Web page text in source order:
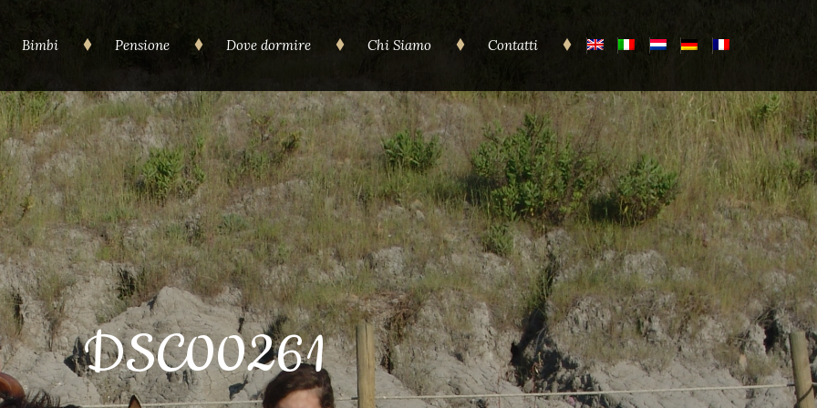
Bimbi Pensione Dove dormire Chi Siamo Contatti
DSC00261